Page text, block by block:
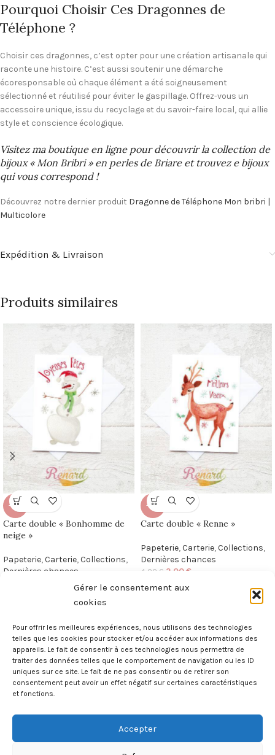
Gérer le consentement aux
cookies
Pour offrir les meilleures expériences, nous utilisons des technologies
telles que les cookies pour stocker et/ou accéder aux informations des
appareils. Le fait de consentir à ces technologies nous permettra de
traiter des données telles que le comportement de navigation ou les ID
uniques sur ce site. Le fait de ne pas consentir ou de retirer son
consentement peut avoir un effet négatif sur certaines caractéristiques
et fonctions.
Accepter
Pourquoi Choisir Ces Dragonnes de
Téléphone ?
Choisir ces dragonnes, c’est opter pour une création artisanale qui
raconte une histoire. C’est aussi soutenir une démarche
écoresponsable où chaque élément a été soigneusement
sélectionné et réutilisé pour éviter le gaspillage. Offrez-vous un
accessoire unique, issu du recyclage et du savoir-faire local, qui allie
style et conscience écologique.
Visitez ma boutique en ligne pour découvrir la collection de
bijoux « Mon Bribri » en perles de Briare et trouvez e bijoux
qui vous correspond !
Découvrez notre dernier produit Dragonne de Téléphone Mon bribri |
Multicolore
Expédition & Livraison
Produits similaires
-50%
Carte double « Bonhomme de
neige »
Papeterie,Carterie,Collections,
Dernières chances
-50%
Carte double « Renne »
Papeterie,Carterie,Collections,
Dernières chances
4,00 € 2,00€
Illustratrice et créatrice maximaliste
« parce que le superflu est essentiel »
Poilly-lez-Gien, France
MAGAZINE